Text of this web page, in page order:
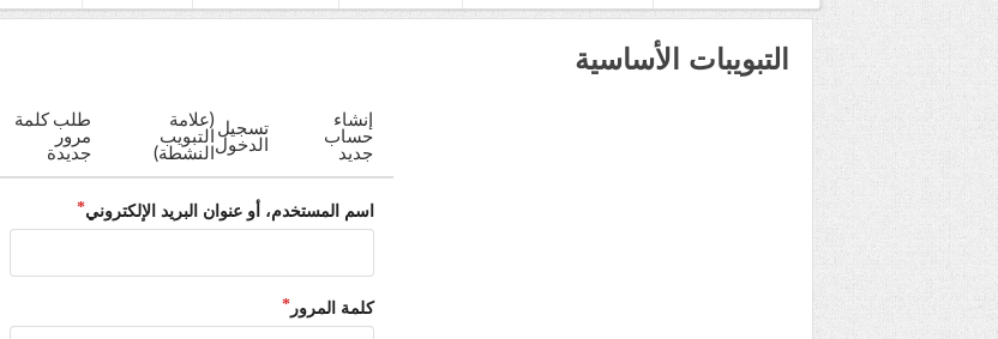
التبويبات الأساسية
إنشاء
حساب
جديد
تسجيل
الدخول
(علامة
التبويب
النشطة)
طلب كلمة
مرور
جديدة
اسم المستخدم، أو عنوان البريد الإلكتروني
كلمة المرور